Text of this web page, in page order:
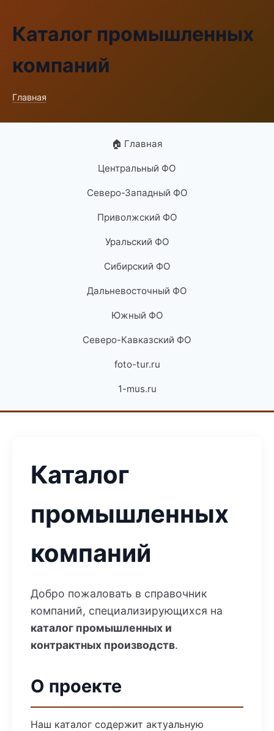
Каталог промышленных
компаний
Главная
🏠 Главная
Центральный ФО
Северо-Западный ФО
Приволжский ФО
Уральский ФО
Сибирский ФО
Дальневосточный ФО
Южный ФО
Северо-Кавказский ФО
foto-tur.ru
1-mus.ru
Каталог
промышленных
компаний
Добро пожаловать в справочник
компаний, специализирующихся на
каталог промышленных и
контрактных производств.
О проекте
Наш каталог содержит актуальную